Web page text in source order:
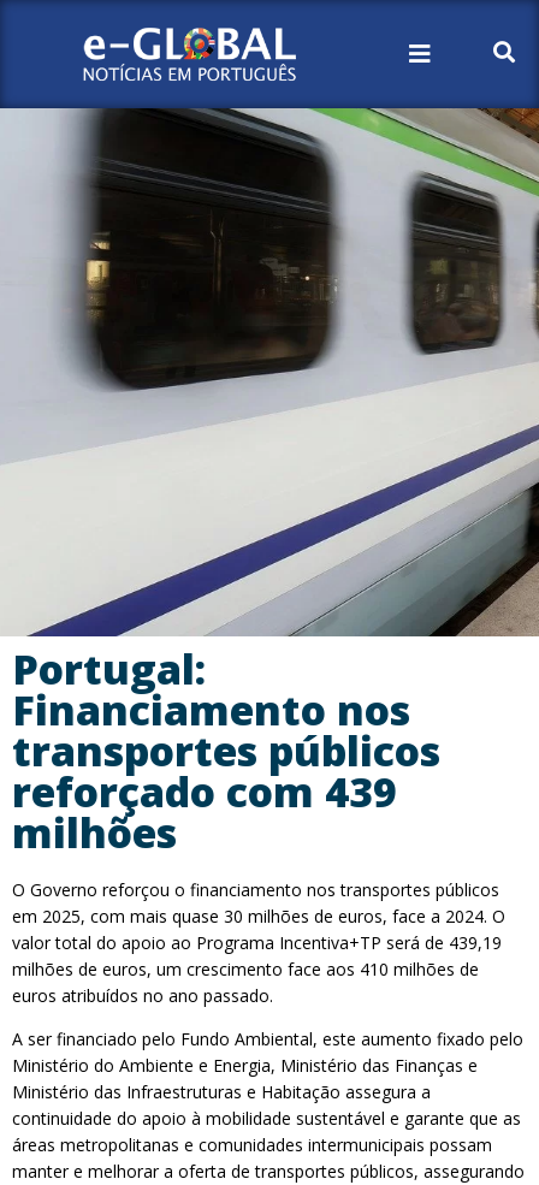
Portugal:
Financiamento nos
transportes públicos
reforçado com 439
milhões
O Governo reforçou o financiamento nos transportes públicos
em 2025, com mais quase 30 milhões de euros, face a 2024. O
valor total do apoio ao Programa Incentiva+TP será de 439,19
milhões de euros, um crescimento face aos 410 milhões de
euros atribuídos no ano passado.
A ser financiado pelo Fundo Ambiental, este aumento fixado pelo
Ministério do Ambiente e Energia, Ministério das Finanças e
Ministério das Infraestruturas e Habitação assegura a
continuidade do apoio à mobilidade sustentável e garante que as
áreas metropolitanas e comunidades intermunicipais possam
manter e melhorar a oferta de transportes públicos, assegurando